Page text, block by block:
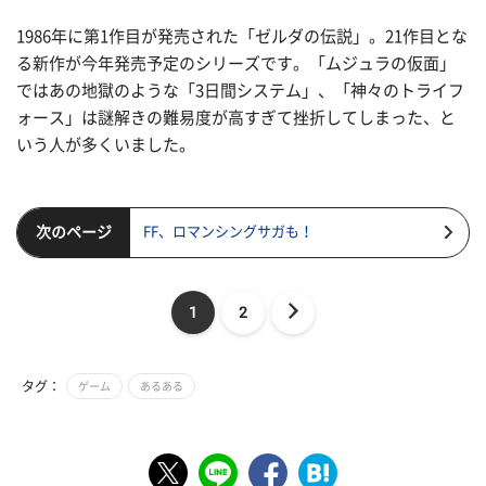
1986年に第1作目が発売された「ゼルダの伝説」。21作目とな
る新作が今年発売予定のシリーズです。「ムジュラの仮面」
ではあの地獄のような「3日間システム」、「神々のトライフ
ォース」は謎解きの難易度が高すぎて挫折してしまった、と
いう人が多くいました。
次のページ FF、ロマンシングサガも！
1 2
タグ： ゲーム あるある